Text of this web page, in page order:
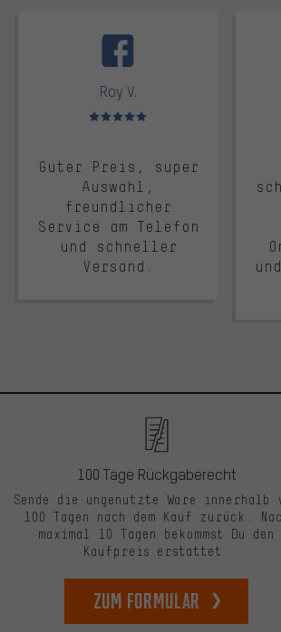
Roy V.
Bewertungen: 5 von 5
Guter Preis, super
Auswahl,
freundlicher
Service am Telefon
und schneller
Versand.
100 Tage Rückgaberecht
Sende die ungenutzte Ware innerhalb
100 Tagen nach dem Kauf zurück.
maximal 10 Tagen bekommst Du den
Kaufpreis erstattet.
zum Formular